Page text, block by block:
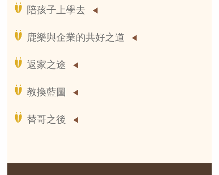
陪孩子上學去
鹿樂與企業的共好之道
返家之途
教換藍圖
替哥之後